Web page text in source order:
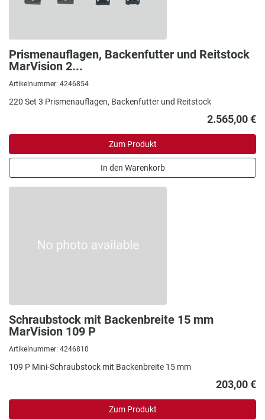
Prismenauflagen, Backenfutter und Reitstock
MarVision 2...
Artikelnummer: 4246854
220 Set 3 Prismenauflagen, Backenfutter und Reitstock
2.565,00 €
Zum Produkt
In den Warenkorb
Schraubstock mit Backenbreite 15 mm
MarVision 109 P
Artikelnummer: 4246810
109 P Mini-Schraubstock mit Backenbreite 15 mm
203,00 €
Zum Produkt